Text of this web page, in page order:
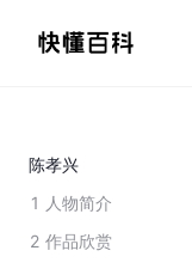
陈孝兴
1 人物简介
2 作品欣赏